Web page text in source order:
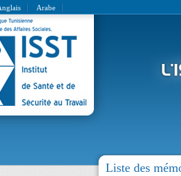
Arabe
Liste des